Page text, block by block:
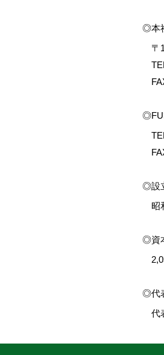
本
〒
設
昭
資
代
代